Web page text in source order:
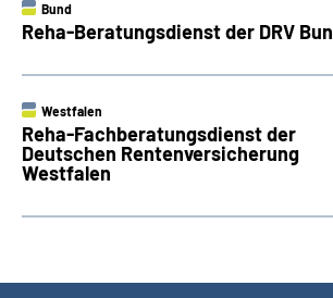
Bund
Reha-Beratungsdienst der DRV
Westfalen
Reha-Fachberatungsdienst der
Deutschen Rentenversicherung
Westfalen